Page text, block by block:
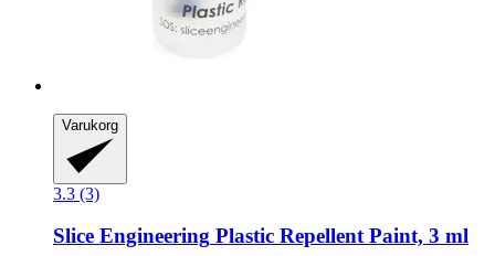
Varukorg
3.3 (3)
Slice Engineering Plastic Repellent Paint, 3 ml